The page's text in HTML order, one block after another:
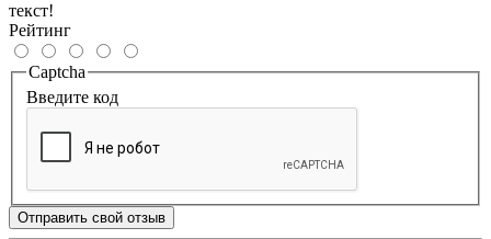
текст!
Рейтинг
Captcha
Введите код
Отправить свой отзыв